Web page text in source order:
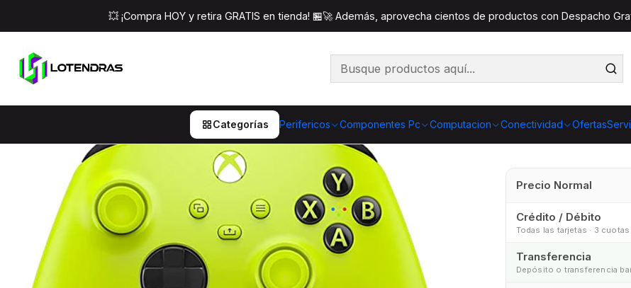
Categorías Perifericos Componentes Pc Computacion Conectividad Ofertas
💥 ¡Compra HOY y retira GRATIS en tienda! 🏪🚀 Además, aprovecha cientos de productos con Despacho
Inicio Perifericos Consolas y Accesorios Control Inalámbrico Xbox Volt Eléctrico |
Precio Normal
Crédito / Débito
Todas las tarjetas · 3
Transferencia
Depósito o transferencia